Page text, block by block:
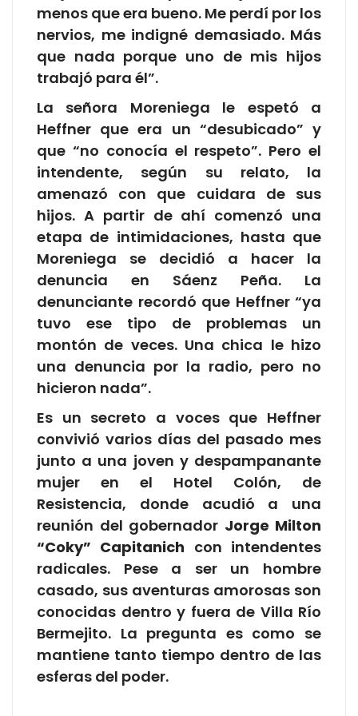
menos que era bueno. Me perdí por los
nervios, me indigné demasiado. Más
que nada porque uno de mis hijos
trabajó para él”.
La señora Moreniega le espetó a
Heffner que era un “desubicado” y
que “no conocía el respeto”. Pero el
intendente, según su relato, la
amenazó con que cuidara de sus
hijos. A partir de ahí comenzó una
etapa de intimidaciones, hasta que
Moreniega se decidió a hacer la
denuncia en Sáenz Peña. La
denunciante recordó que Heffner “ya
tuvo ese tipo de problemas un
montón de veces. Una chica le hizo
una denuncia por la radio, pero no
hicieron nada”.
Es un secreto a voces que Heffner
convivió varios días del pasado mes
junto a una joven y despampanante
mujer en el Hotel Colón, de
Resistencia, donde acudió a una
reunión del gobernador Jorge Milton
“Coky” Capitanich con intendentes
radicales. Pese a ser un hombre
casado, sus aventuras amorosas son
conocidas dentro y fuera de Villa Río
Bermejito. La pregunta es como se
mantiene tanto tiempo dentro de las
esferas del poder.